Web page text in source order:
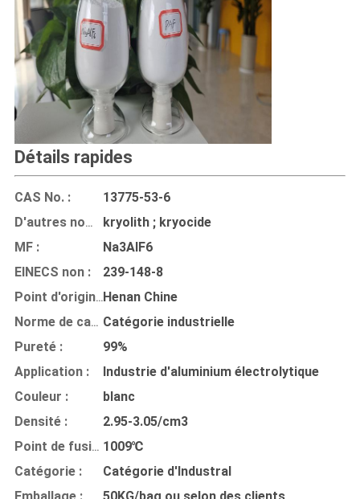
Détails rapides
CAS No. : 13775-53-6
D'autres noms :
kryolith ; kryocide
MF :
Na3AIF6
EINECS non :
239-148-8
Point d'origine :Henan Chine
Norme de catégorie : Catégorie industrielle
Pureté :
99%
Application :
Industrie d'aluminium électrolytique
Couleur :
blanc
Densité :
2.95-3.05/cm3
Point de fusion : 1009℃
Catégorie :
Catégorie d'Industral